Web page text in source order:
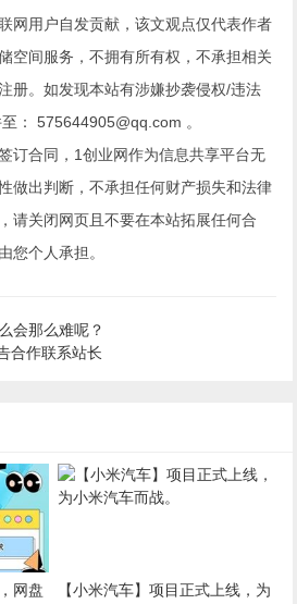
网用户自发贡献，该文观点仅代表作者
空间服务，不拥有所有权，不承担相关
册。如发现本站有涉嫌抄袭侵权/违法
： 575644905@qq.com 。
订合同，1创业网作为信息共享平台无
做出判断，不承担任何财产损失和法律
请关闭网页且不要在本站拓展任何合
您个人承担。
会那么难呢？
合作联系站长
网盘
【小米汽车】项目正式上线，为